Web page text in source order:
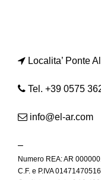
Localita’ Ponte
Tel. +39 0575
info@el-ar.com
–
Numero REA: AR
C.F. e P.IVA 01471470516